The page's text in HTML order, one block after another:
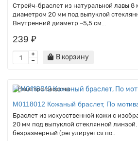
Стрейч-браслет из натуральной лавы
диаметром 20 мм под выпуклой
Внутренний диаметр ~5,5 см...
239 ₽
В корзину
Наше производство
M0118012 Кожаный браслет, По
Браслет из искусственной кожи с
20 мм под выпуклой стеклянной
безразмерный (регулируется по..